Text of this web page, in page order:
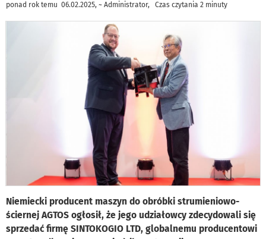
ponad rok temu 06.02.2025, ~ Administrator, Czas czytania 2 minuty
Niemiecki producent maszyn do obróbki strumieniowo-
ściernej AGTOS ogłosił, że jego udziałowcy zdecydowali się
sprzedać firmę SINTOKOGIO LTD, globalnemu producentowi